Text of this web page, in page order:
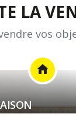
LA
vos
home